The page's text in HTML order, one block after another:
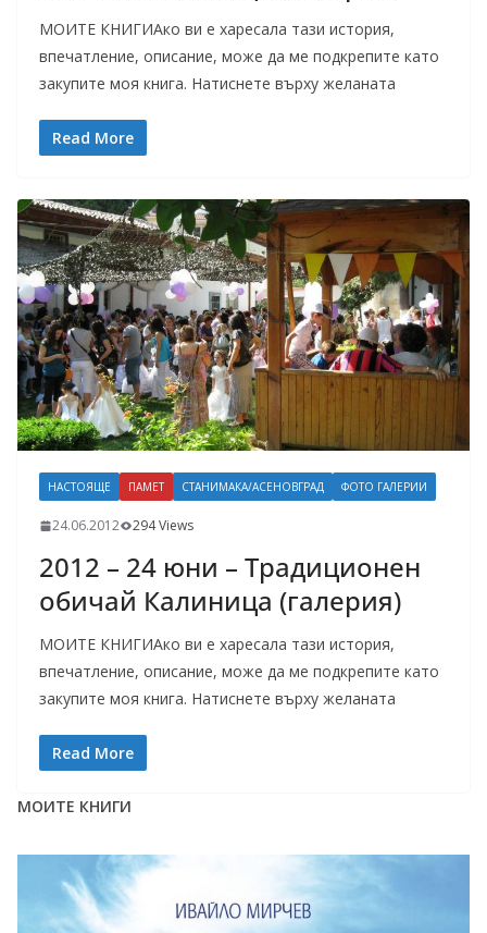
МОИТЕ КНИГИАко ви е харесала тази история,
впечатление, описание, може да ме подкрепите като
закупите моя книга. Натиснете върху желаната
Read More
НАСТОЯЩЕ ПАМЕТ СТАНИМАКА/АСЕНОВГРАД ФОТО ГАЛЕРИИ
24.06.2012 294 Views
2012 – 24 юни – Традиционен
обичай Калиница (галерия)
МОИТЕ КНИГИАко ви е харесала тази история,
впечатление, описание, може да ме подкрепите като
закупите моя книга. Натиснете върху желаната
Read More
МОИТЕ КНИГИ